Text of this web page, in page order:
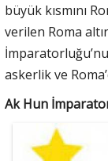
büyük kısmını
verilen Roma
askerlik ve
Ak Hun